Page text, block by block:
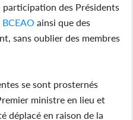
participation des Présidents
BCEAO ainsi que des
sans oublier des membres
se sont prosternés
ministre en lieu et
déplacé en raison de la